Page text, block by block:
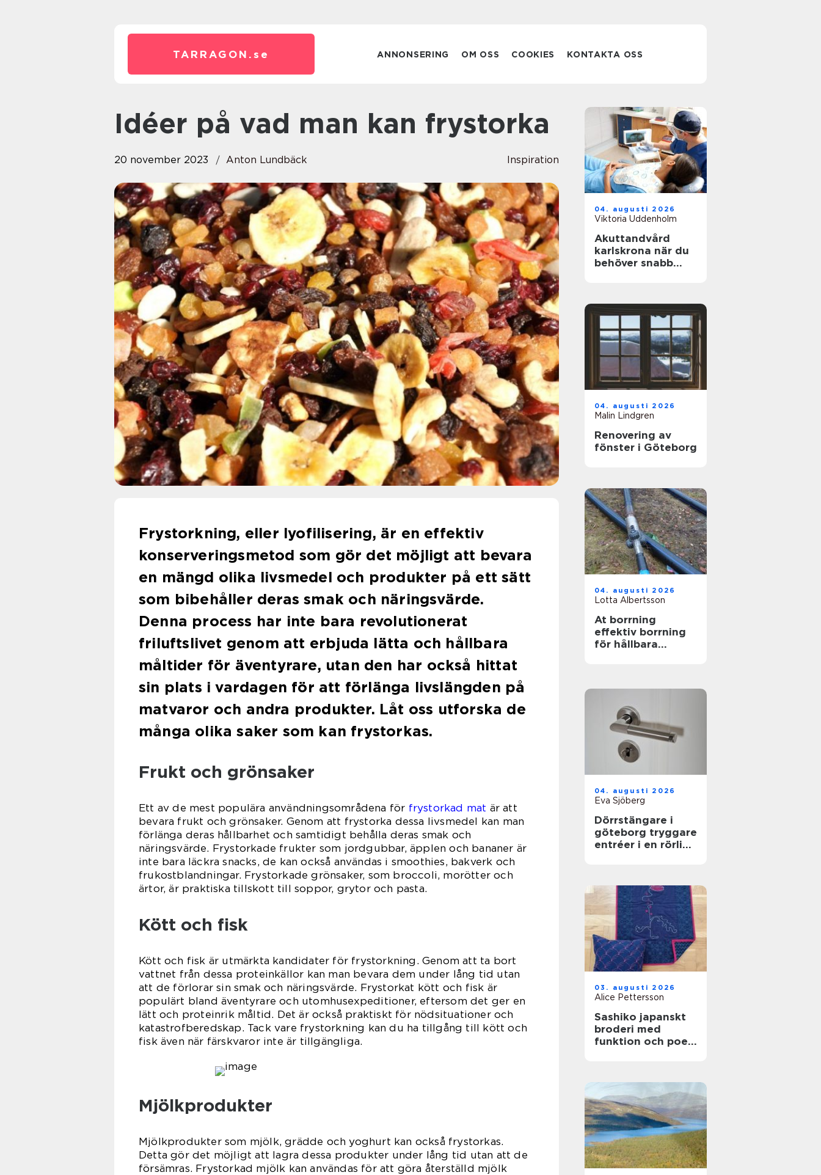
TARRAGON. se ANNONSERING OM OSS COOKIES KONTAKTA OSS
Idéer på vad man kan frystorka
20 november 2023 Anton Lundbäck Inspiration
Frystorkning, eller lyofilisering, är en effektiv
konserveringsmetod som gör det möjligt att bevara
en mängd olika livsmedel och produkter på ett sätt
som bibehåller deras smak och näringsvärde.
Denna process har inte bara revolutionerat
friluftslivet genom att erbjuda lätta och hållbara
måltider för äventyrare, utan den har också hittat
sin plats i vardagen för att förlänga livslängden på
matvaror och andra produkter. Låt oss utforska de
många olika saker som kan frystorkas.
Frukt och grönsaker
Ett av de mest populära användningsområdena för frystorkad mat är att
bevara frukt och grönsaker. Genom att frystorka dessa livsmedel kan man
förlänga deras hållbarhet och samtidigt behålla deras smak och
näringsvärde. Frystorkade frukter som jordgubbar, äpplen och bananer är
inte bara läckra snacks, de kan också användas i smoothies, bakverk och
frukostblandningar. Frystorkade grönsaker, som broccoli, morötter och
ärtor, är praktiska tillskott till soppor, grytor och pasta.
Kött och fisk
Kött och fisk är utmärkta kandidater för frystorkning. Genom att ta bort
vattnet från dessa proteinkällor kan man bevara dem under lång tid utan
att de förlorar sin smak och näringsvärde. Frystorkat kött och fisk är
populärt bland äventyrare och utomhusexpeditioner, eftersom det ger en
lätt och proteinrik måltid. Det är också praktiskt för nödsituationer och
katastrofberedskap. Tack vare frystorkning kan du ha tillgång till kött och
fisk även när färskvaror inte är tillgängliga.
Mjölkprodukter
Mjölkprodukter som mjölk, grädde och yoghurt kan också frystorkas.
Detta gör det möjligt att lagra dessa produkter under lång tid utan att de
försämras. Frystorkad mjölk kan användas för att göra återställd mjölk
04. augusti 2026
Viktoria Uddenholm
Akuttandvård
karlskrona när du
behöver snabb
04. augusti 2026
Malin Lindgren
Renovering av
fönster i Göteborg
04. augusti 2026
Lotta Albertsson
At borrning
effektiv borrning
för hållbara
04. augusti 2026
Eva Sjöberg
Dörrstängare i
göteborg tryggare
entréer i en rörlig
03. augusti 2026
Alice Pettersson
Sashiko japanskt
broderi med
funktion och poesi